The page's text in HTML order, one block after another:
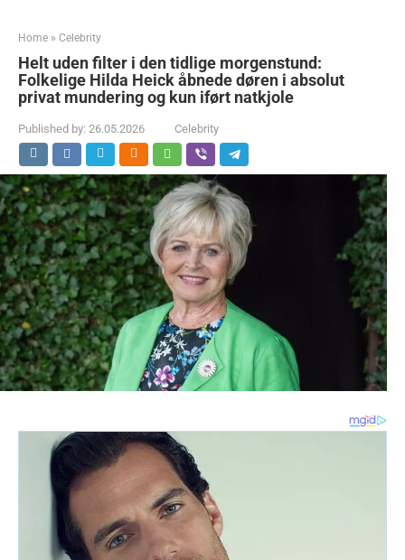
Home » Celebrity
Helt uden filter i den tidlige morgenstund:
Folkelige Hilda Heick åbnede døren i absolut
privat mundering og kun iført natkjole
Published by: 26.05.2026 Celebrity